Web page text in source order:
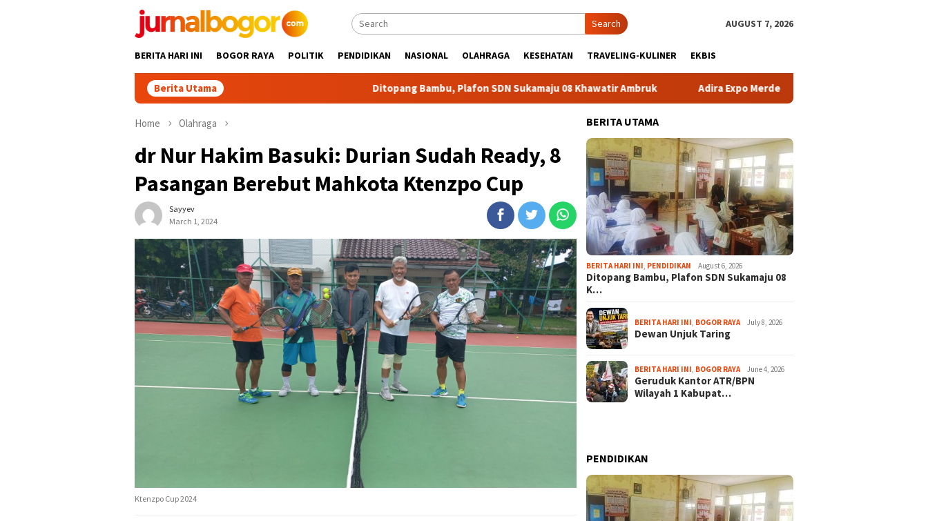
Search AUGUST 7, 2026
BERITA HARI INI BOGOR RAYA POLITIK PENDIDIKAN NASIONAL OLAHRAGA KESEHATAN TRAVELING-KULINER EKBIS
Berita Utama Ditopang Bambu, Plafon SDN Sukamaju 08 Khawatir Ambruk Adira Expo Merdeka Tawarkan Bunga 1,76 Persen
Home Olahraga
dr Nur Hakim Basuki: Durian Sudah Ready, 8
Pasangan Berebut Mahkota Ktenzpo Cup
Sayyev
March 1, 2024
Ktenzpo Cup 2024
BERITA UTAMA
BERITA HARI INI PENDIDIKAN August 6, 2026
Ditopang Bambu, Plafon SDN Sukamaju 08
K…
BERITA HARI INI BOGOR RAYA July 8, 2026
Dewan Unjuk Taring
BERITA HARI INI BOGOR RAYA June 4, 2026
Geruduk Kantor ATR/BPN
Wilayah 1 Kabupat…
PENDIDIKAN